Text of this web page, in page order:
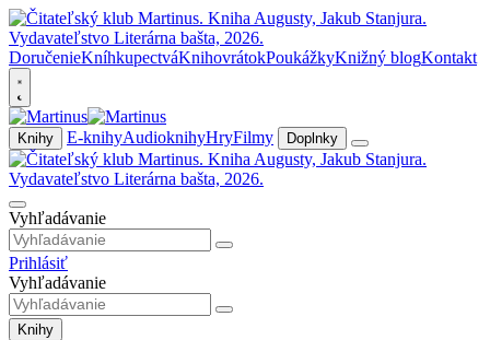
DoručenieKníhkupectváKnihovrátokPoukážkyKnižný blogKontakt
Knihy E-knihyAudioknihyHryFilmy Doplnky
Vyhľadávanie
Prihlásiť
Vyhľadávanie
Knihy